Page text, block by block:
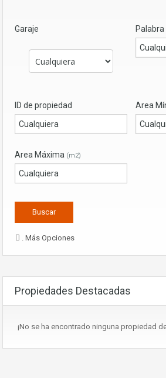
Garaje Palabra
ID de propiedad Area
Area Máxima (m2)
. Más Opciones
Propiedades Destacadas
¡No se ha encontrado ninguna propiedad